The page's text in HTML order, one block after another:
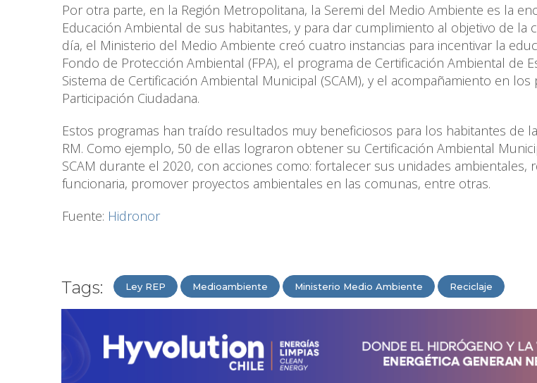
Por otra parte, en la Región Metropolitana, la Seremi del Medio Ambiente es la
Educación Ambiental de sus habitantes, y para dar cumplimiento al objetivo de la
día, el Ministerio del Medio Ambiente creó cuatro instancias para incentivar la
Fondo de Protección Ambiental (FPA), el programa de Certificación Ambiental de
Sistema de Certificación Ambiental Municipal (SCAM), y el acompañamiento en
Participación Ciudadana.
Estos programas han traído resultados muy beneficiosos para los habitantes de
RM. Como ejemplo, 50 de ellas lograron obtener su Certificación Ambiental
SCAM durante el 2020, con acciones como: fortalecer sus unidades ambientales,
funcionaria, promover proyectos ambientales en las comunas, entre otras.
Fuente: Hidronor
Tags: Ley REP Medioambiente Ministerio Medio Ambiente Reciclaje